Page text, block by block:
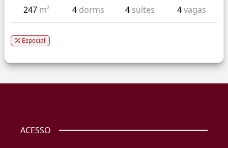
247 m² 4 dorms 4 suítes 4vagas
Especial
ACESSO